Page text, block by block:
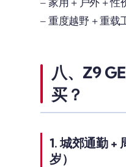
– 重度越野 + 重
八、Z9
买？
1. 城郊通勤 +
岁）